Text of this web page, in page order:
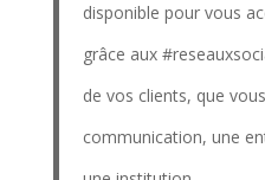
disponible pour vous
grâce aux
de vos clients, que
communication, une